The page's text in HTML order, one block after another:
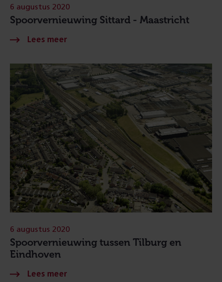
Spoorvernieuwing Sittard - Maastricht
6 augustus 2020
Spoorvernieuwing tussen Tilburg en
Eindhoven
6 augustus 2020